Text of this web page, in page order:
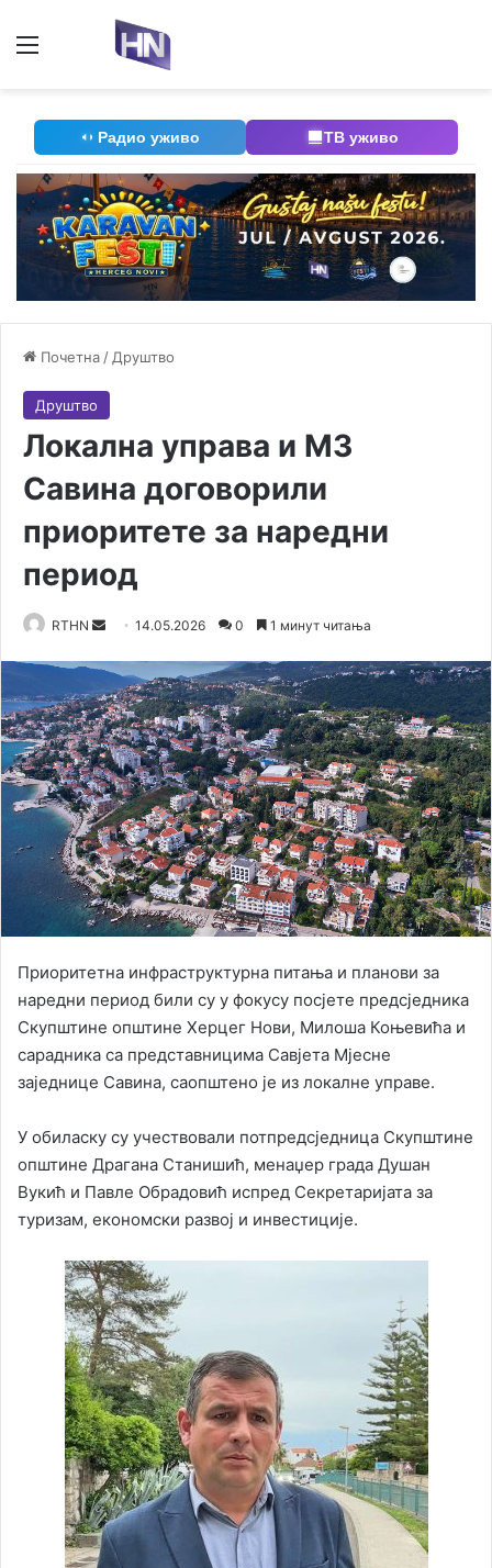
Радио уживо ТВ уживо
Почетна / Друштво
Друштво
Локална управа и МЗ
Савина договорили
приоритете за наредни
период
RTHN
n
d
a
n
e
m
a
i
l
14.05.2026 0 1 минут читања
Приоритетна инфраструктурна питања и планови за
наредни период били су у фокусу посјете предсједника
Скупштине општине Херцег Нови, Милоша Коњевића и
сарадника са представницима Савјета Мјесне
заједнице Савина, саопштено је из локалне управе.
У обиласку су учествовали потпредсједница Скупштине
општине Драгана Станишић, менаџер града Душан
Вукић и Павле Обрадовић испред Секретаријата за
туризам, економски развој и инвестиције.